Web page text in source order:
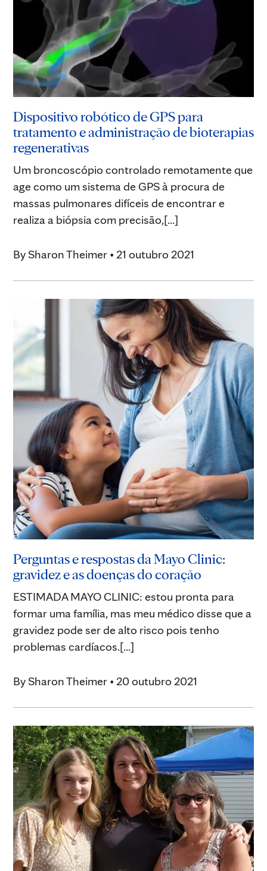
Dispositivo robótico de GPS para
tratamento e administração de bioterapias
regenerativas
Um broncoscópio controlado remotamente que
age como um sistema de GPS à procura de
massas pulmonares difíceis de encontrar e
realiza a biópsia com precisão,[...]
By Sharon Theimer • 21 outubro 2021
Perguntas e respostas da Mayo Clinic:
gravidez e as doenças do coração
ESTIMADA MAYO CLINIC: estou pronta para
formar uma família, mas meu médico disse que a
gravidez pode ser de alto risco pois tenho
problemas cardíacos.[...]
By Sharon Theimer • 20 outubro 2021